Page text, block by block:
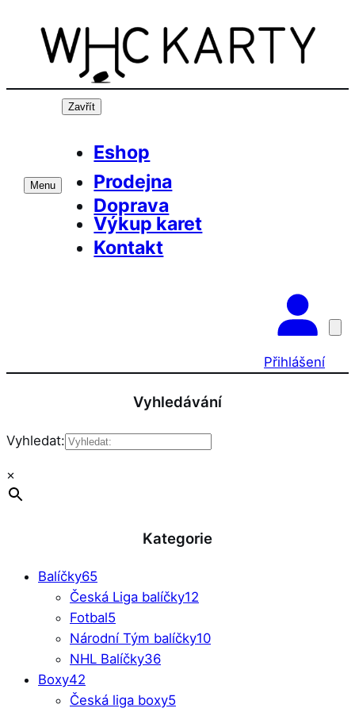
Menu
Zavřít
Eshop
Prodejna
Doprava
Výkup karet
Kontakt
Přihlášení
Vyhledávání
Vyhledat:
×
Kategorie
Balíčky65
Česká Liga balíčky12
Fotbal5
Národní Tým balíčky10
NHL Balíčky36
Boxy42
Česká liga boxy5